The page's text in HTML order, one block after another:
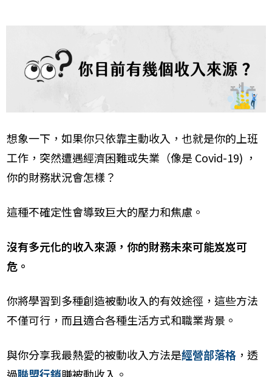
想象一下，如果你只依靠主動收入，也就是你的上班
工作，突然遭遇經濟困難或失業（像是 Covid-19) ，
你的財務狀況會怎樣？
這種不確定性會導致巨大的壓力和焦慮。
沒有多元化的收入來源，你的財務未來可能岌岌可
危。
你將學習到多種創造被動收入的有效途徑，這些方法
不僅可行，而且適合各種生活方式和職業背景。
與你分享我最熱愛的被動收入方法是經營部落格 ，透